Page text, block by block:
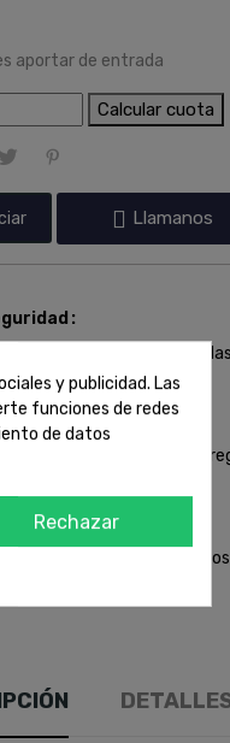
aportar de entrada
Calcular cuota
Llamanos
y seguras para que
en la dirección de
hábiles para
y publicidad. Las
funciones de redes
de datos
Rechazar